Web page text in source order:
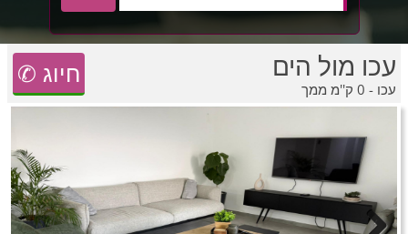
חדרים לפי שעה במישור החוף
חדרים לפי שעה בגליל מערבי
חדרים לפי שעה באזור ירושלים
חדרים לפי שעה בדרוםעכו מול הים
עכו - 0 ק''מ ממך
✆ חיוג